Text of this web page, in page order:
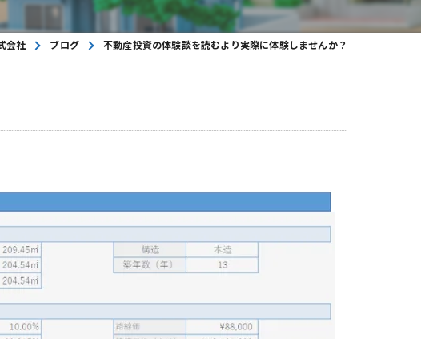
会社 ブログ 不動産投資の体験談を読むより実際に体験しませんか？